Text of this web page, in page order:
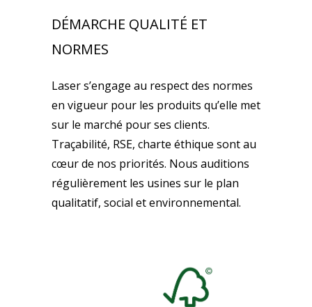
DÉMARCHE QUALITÉ ET
NORMES
Laser s’engage au respect des normes
en vigueur pour les produits qu’elle met
sur le marché pour ses clients.
Traçabilité, RSE, charte éthique sont au
cœur de nos priorités. Nous auditions
régulièrement les usines sur le plan
qualitatif, social et environnemental.